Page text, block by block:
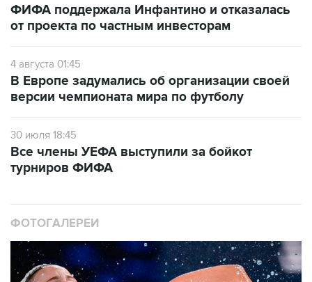
ФИФА поддержала Инфантино и отказалась
от проекта по частным инвесторам
4 августа 01:45
В Европе задумались об организации своей
версии чемпионата мира по футболу
30 июля 18:45
Все члены УЕФА выступили за бойкот
турниров ФИФА
ФОТОГАЛЕРЕИ